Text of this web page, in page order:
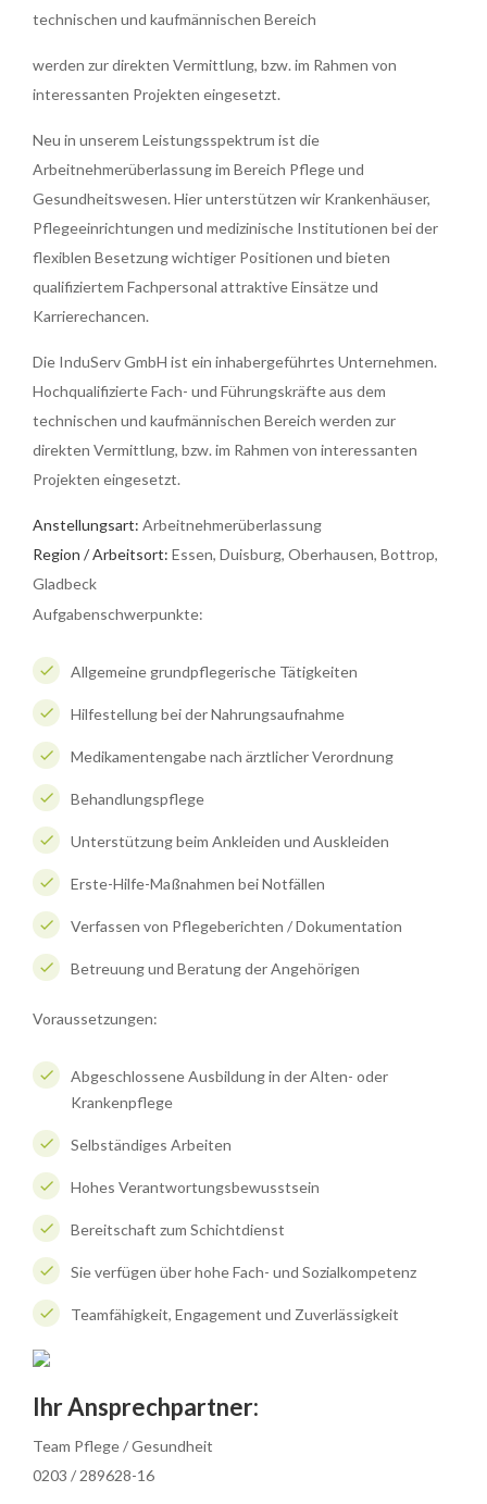
technischen und kaufmännischen Bereich
werden zur direkten Vermittlung, bzw. im Rahmen von
interessanten Projekten eingesetzt.
Neu in unserem Leistungsspektrum ist die
Arbeitnehmerüberlassung im Bereich Pflege und
Gesundheitswesen. Hier unterstützen wir Krankenhäuser,
Pflegeeinrichtungen und medizinische Institutionen bei der
flexiblen Besetzung wichtiger Positionen und bieten
qualifiziertem Fachpersonal attraktive Einsätze und
Karrierechancen.
Die InduServ GmbH ist ein inhabergeführtes Unternehmen.
Hochqualifizierte Fach- und Führungskräfte aus dem
technischen und kaufmännischen Bereich werden zur
direkten Vermittlung, bzw. im Rahmen von interessanten
Projekten eingesetzt.
Anstellungsart: Arbeitnehmerüberlassung
Region / Arbeitsort: Essen, Duisburg, Oberhausen, Bottrop,
Gladbeck
Aufgabenschwerpunkte:
Allgemeine grundpflegerische Tätigkeiten
Hilfestellung bei der Nahrungsaufnahme
Medikamentengabe nach ärztlicher Verordnung
Behandlungspflege
Unterstützung beim Ankleiden und Auskleiden
Erste-Hilfe-Maßnahmen bei Notfällen
Verfassen von Pflegeberichten / Dokumentation
Betreuung und Beratung der Angehörigen
Voraussetzungen:
Abgeschlossene Ausbildung in der Alten- oder
Krankenpflege
Selbständiges Arbeiten
Hohes Verantwortungsbewusstsein
Bereitschaft zum Schichtdienst
Sie verfügen über hohe Fach- und Sozialkompetenz
Teamfähigkeit, Engagement und Zuverlässigkeit
Ihr Ansprechpartner:
Team Pflege / Gesundheit
0203 / 289628-16